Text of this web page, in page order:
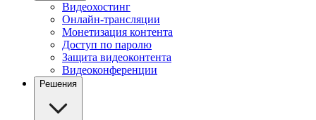
Видеохостинг
Онлайн-трансляции
Монетизация контента
Доступ по паролю
Защита видеоконтента
Видеоконференции
Решения